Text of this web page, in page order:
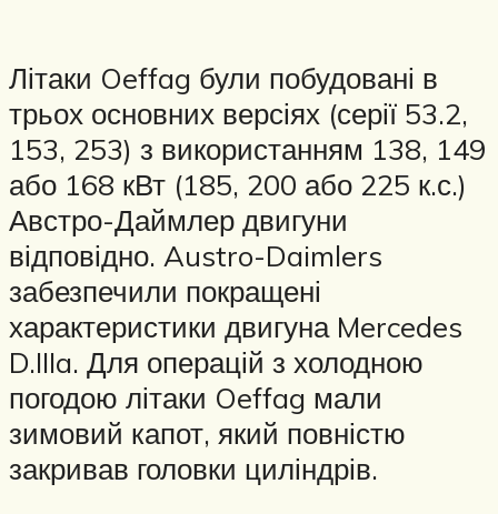
Літаки Oeffag були побудовані в
трьох основних версіях (серії 53.2,
153, 253) з використанням 138, 149
або 168 кВт (185, 200 або 225 к.с.)
Австро-Даймлер двигуни
відповідно. Austro-Daimlers
забезпечили покращені
характеристики двигуна Mercedes
D.IIIa. Для операцій з холодною
погодою літаки Oeffag мали
зимовий капот, який повністю
закривав головки циліндрів.